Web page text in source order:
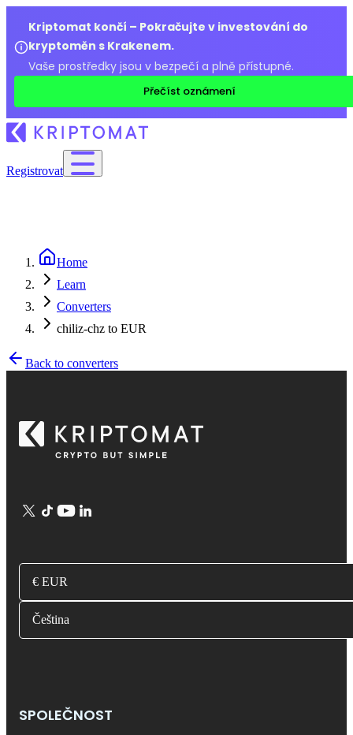
Kriptomat končí – Pokračujte v investování do
kryptoměn s Krakenem.
Vaše prostředky jsou v bezpečí a plně přístupné.
Přečíst oznámení
Registrovat
Home
Learn
Converters
chiliz-chz to EUR
Back to converters
€ EUR
Čeština
SPOLEČNOST